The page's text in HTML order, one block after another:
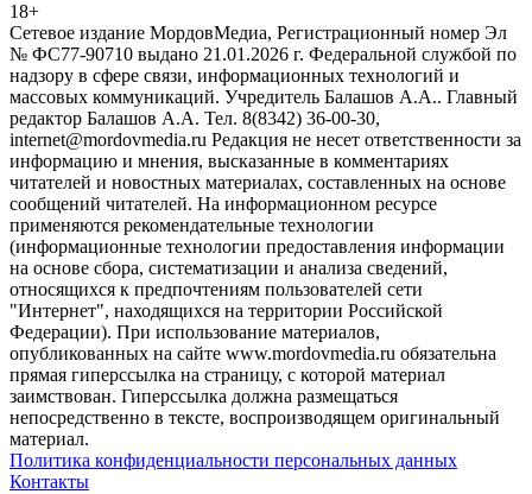
18+
Сетевое издание МордовМедиа, Регистрационный номер Эл
№ ФС77-90710 выдано 21.01.2026 г. Федеральной службой по
надзору в сфере связи, информационных технологий и
массовых коммуникаций. Учредитель Балашов А.А.. Главный
редактор Балашов А.А. Тел. 8(8342) 36-00-30,
internet@mordovmedia.ru Редакция не несет ответственности за
информацию и мнения, высказанные в комментариях
читателей и новостных материалах, составленных на основе
сообщений читателей. На информационном ресурсе
применяются рекомендательные технологии
(информационные технологии предоставления информации
на основе сбора, систематизации и анализа сведений,
относящихся к предпочтениям пользователей сети
"Интернет", находящихся на территории Российской
Федерации). При использование материалов,
опубликованных на сайте www.mordovmedia.ru обязательна
прямая гиперссылка на страницу, с которой материал
заимствован. Гиперссылка должна размещаться
непосредственно в тексте, воспроизводящем оригинальный
материал.
Политика конфиденциальности персональных данных
Контакты